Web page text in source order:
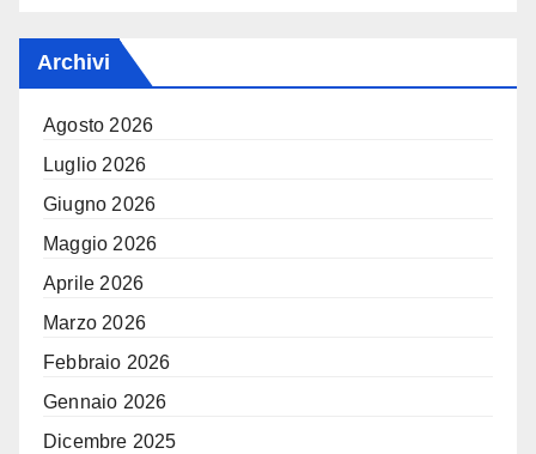
Archivi
Agosto 2026
Luglio 2026
Giugno 2026
Maggio 2026
Aprile 2026
Marzo 2026
Febbraio 2026
Gennaio 2026
Dicembre 2025